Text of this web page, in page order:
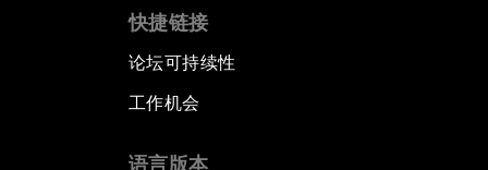
快捷链接
论坛可持续性
工作机会
语言版本